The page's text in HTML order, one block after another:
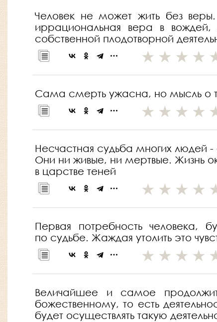
Человек не может жить без
иррациональная вера в
собственной плодотворной
Сама смерть ужасна, но мысль о
Несчастная судьба многих людей
Они ни живые, ни мертвые. Жизнь
в царстве теней
Первая потребность человека,
по судьбе. Жаждая утолить это
Величайшее и самое
божественному, то есть
будет осуществлять такую